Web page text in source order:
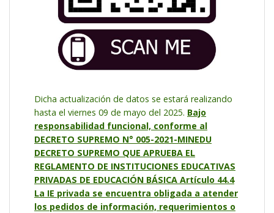
Dicha actualización de datos se estará realizando
hasta el viernes 09 de mayo del 2025. Bajo
responsabilidad funcional, conforme al
DECRETO SUPREMO N° 005-2021-MINEDU
DECRETO SUPREMO QUE APRUEBA EL
REGLAMENTO DE INSTITUCIONES EDUCATIVAS
PRIVADAS DE EDUCACIÓN BÁSICA Artículo 44.4
La IE privada se encuentra obligada a atender
los pedidos de información, requerimientos o